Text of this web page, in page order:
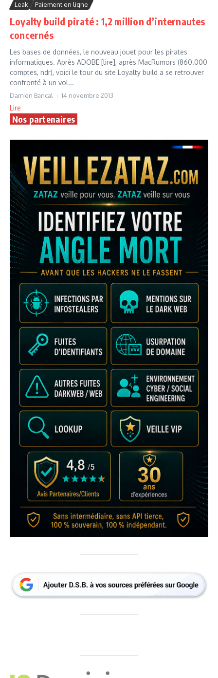
Leak
Paiement en ligne
Loyalty build piraté : 1,2 million d’internautes
concernés
Les bases de données, le nouveau jouet pour les pirates
informatiques. Après ADOBE [lire], après MacRumors (860.000
comptes, ndr), voici le tour du site Loyalty build a se retrouver
confronté à un vol...
Damien Bancal 14 novembre 2013
Lire
Nos partenaires